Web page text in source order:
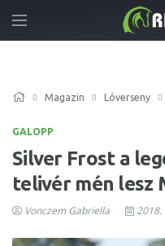
Magazin Lóverseny
GALOPP
Silver Frost a
telivér mén lesz
Vonczem Gabriella 2018.